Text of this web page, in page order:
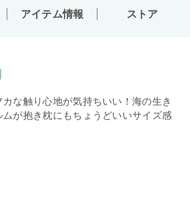
アイテム情報 ストア
な触り心地が気持ちいい！海の生き
が抱き枕にもちょうどいいサイズ感